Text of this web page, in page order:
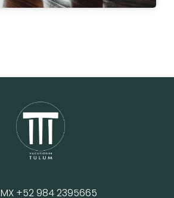
MX +52 984 2395665